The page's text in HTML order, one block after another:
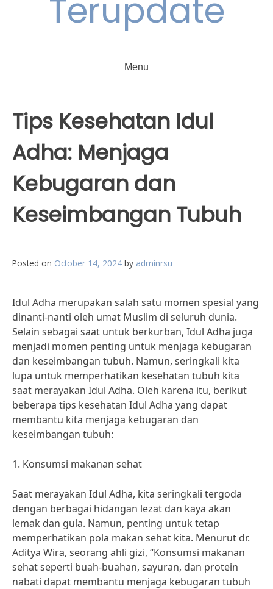
Terupdate
Menu
Tips Kesehatan Idul
Adha: Menjaga
Kebugaran dan
Keseimbangan Tubuh
Posted on October 14, 2024 by adminrsu
Idul Adha merupakan salah satu momen spesial yang
dinanti-nanti oleh umat Muslim di seluruh dunia.
Selain sebagai saat untuk berkurban, Idul Adha juga
menjadi momen penting untuk menjaga kebugaran
dan keseimbangan tubuh. Namun, seringkali kita
lupa untuk memperhatikan kesehatan tubuh kita
saat merayakan Idul Adha. Oleh karena itu, berikut
beberapa tips kesehatan Idul Adha yang dapat
membantu kita menjaga kebugaran dan
keseimbangan tubuh:
1. Konsumsi makanan sehat
Saat merayakan Idul Adha, kita seringkali tergoda
dengan berbagai hidangan lezat dan kaya akan
lemak dan gula. Namun, penting untuk tetap
memperhatikan pola makan sehat kita. Menurut dr.
Aditya Wira, seorang ahli gizi, “Konsumsi makanan
sehat seperti buah-buahan, sayuran, dan protein
nabati dapat membantu menjaga kebugaran tubuh